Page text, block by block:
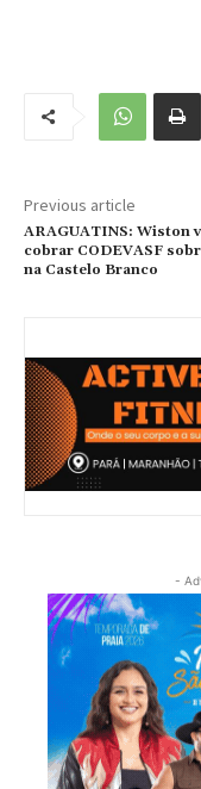
Previous article
ARAGUATINS: Wiston
cobrar CODEVASF
na Castelo Branco
-